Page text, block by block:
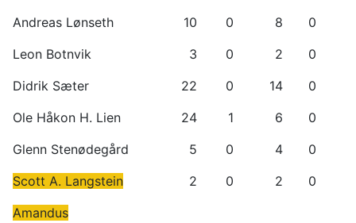
Andreas Lønseth
10 0 8
0
Leon Botnvik
3 0 2
0
Didrik Sæter
22 0 14
0
Ole Håkon H. Lien
24 1 6
0
Glenn Stenødegård
5 0 4
0
Scott A. Langstein
2 0 2
0
Amandus